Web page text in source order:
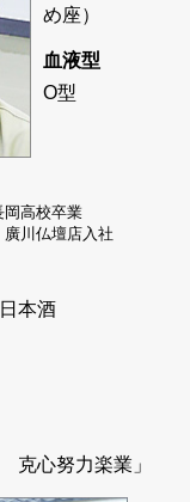
め座）
血液型
O型
岡高校卒業
廣川仏壇店入社
本酒
克心努力楽業」